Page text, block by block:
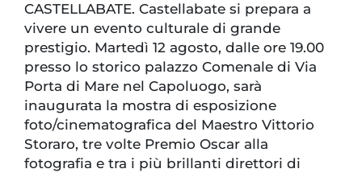
CASTELLABATE. Castellabate si prepara a
vivere un evento culturale di grande
prestigio. Martedì 12 agosto, dalle ore 19.00
presso lo storico palazzo Comenale di Via
Porta di Mare nel Capoluogo, sarà
inaugurata la mostra di esposizione
foto/cinematografica del Maestro Vittorio
Storaro, tre volte Premio Oscar alla
fotografia e tra i più brillanti direttori di